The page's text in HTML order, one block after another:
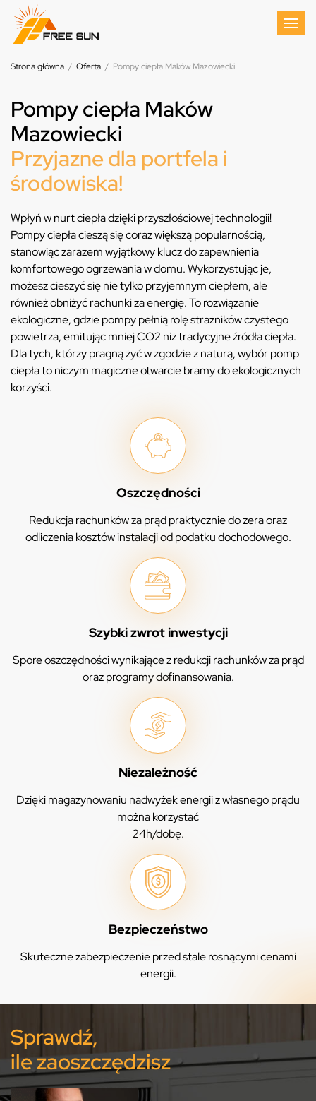
Strona główna / Oferta / Pompy ciepła Maków Mazowiecki
Pompy ciepła Maków
Mazowiecki
Przyjazne dla portfela i
środowiska!
Wpłyń w nurt ciepła dzięki przyszłościowej technologii!
Pompy ciepła cieszą się coraz większą popularnością,
stanowiąc zarazem wyjątkowy klucz do zapewnienia
komfortowego ogrzewania w domu. Wykorzystując je,
możesz cieszyć się nie tylko przyjemnym ciepłem, ale
również obniżyć rachunki za energię. To rozwiązanie
ekologiczne, gdzie pompy pełnią rolę strażników czystego
powietrza, emitując mniej CO2 niż tradycyjne źródła ciepła.
Dla tych, którzy pragną żyć w zgodzie z naturą, wybór pomp
ciepła to niczym magiczne otwarcie bramy do ekologicznych
korzyści.
Oszczędności
Redukcja rachunków za prąd praktycznie do zera oraz
odliczenia kosztów instalacji od podatku dochodowego.
Szybki zwrot inwestycji
Spore oszczędności wynikające z redukcji rachunków za prąd
oraz programy dofinansowania.
Niezależność
Dzięki magazynowaniu nadwyżek energii z własnego prądu
można korzystać
24h/dobę.
Bezpieczeństwo
Skuteczne zabezpieczenie przed stale rosnącymi cenami
energii.
Sprawdź,
ile zaoszczędzisz